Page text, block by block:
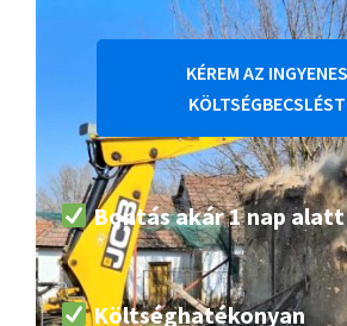
KÉREM AZ INGYENES
KÖLTSÉGBECSLÉST
Bontás akár 1 nap alatt
Költséghatékonyan